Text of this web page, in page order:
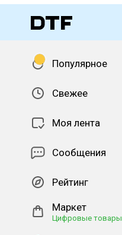
Популярное
Свежее
Моя лента
Сообщения
Рейтинг
Маркет
Цифровые товары